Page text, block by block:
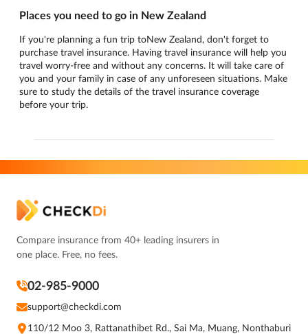
Places you need to go in New Zealand
If you're planning a fun trip toNew Zealand, don't forget to
purchase travel insurance. Having travel insurance will help you
travel worry-free and without any concerns. It will take care of
you and your family in case of any unforeseen situations. Make
sure to study the details of the travel insurance coverage
before your trip.
Compare insurance from 40+ leading insurers in
one place. Free, no fees.
02-985-9000
support@checkdi.com
110/12 Moo 3, Rattanathibet Rd., Sai Ma, Muang, Nonthaburi